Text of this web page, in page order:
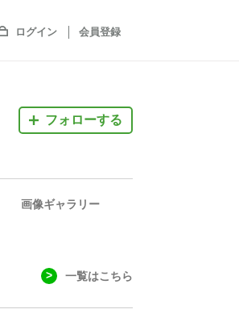
ログイン 会員登録
フォローする
画像ギャラリー
一覧はこちら